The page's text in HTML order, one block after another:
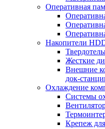
Оперативная
Накопители
Жесткие
Внешние
док-
Охлаждение
Системы
Крепеж